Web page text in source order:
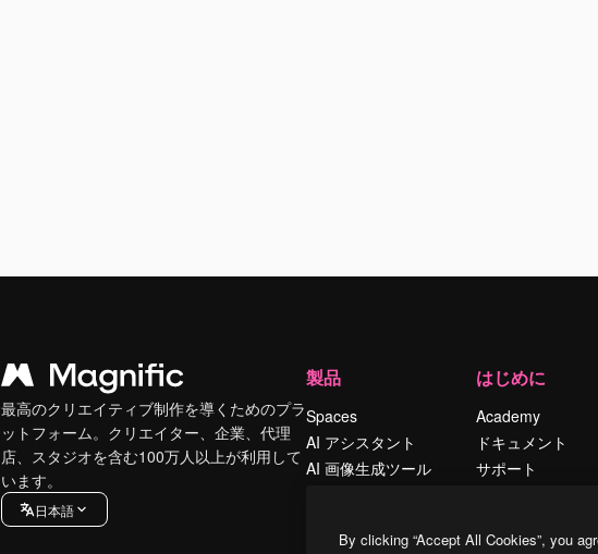
最高のクリエイティブ制作を導くためのプラ
ットフォーム。クリエイター、企業、代理
店、スタジオを含む100万人以上が利用して
います。
日本語
製品
Spaces
AI アシスタント
AI 画像生成ツール
ストックコンテン
はじめに
Academy
ドキュメント
サポート
シー
By clicking “Accept All Cookies”, you